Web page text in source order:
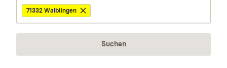
71332 Waiblingen
Suchen